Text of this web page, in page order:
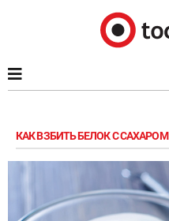
КАК ВЗБИТЬ БЕЛОК С САХАРОМ